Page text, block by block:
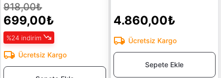
918,00₺
699,00₺
%24 indirim
Ücretsiz Kargo
4.860,00₺
Ücretsiz Kargo
Sepete Ekle